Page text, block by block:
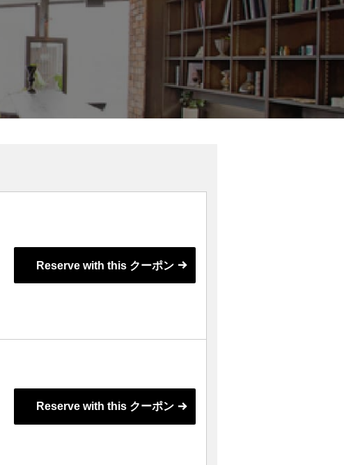
Reserve with this クーポン
Reserve with this クーポン